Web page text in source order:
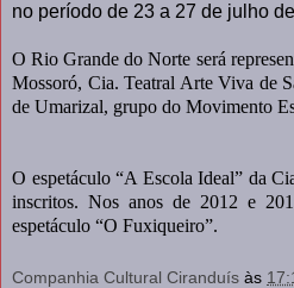
no período de 23 a 27 de julho
O Rio Grande do Norte será
Mossoró, Cia. Teatral Arte Viva de
de Umarizal, grupo do Movimento
O espetáculo “A Escola Ideal” da
inscritos. Nos anos de 2012 e
espetáculo “O Fuxiqueiro”.
Companhia Cultural Ciranduís às